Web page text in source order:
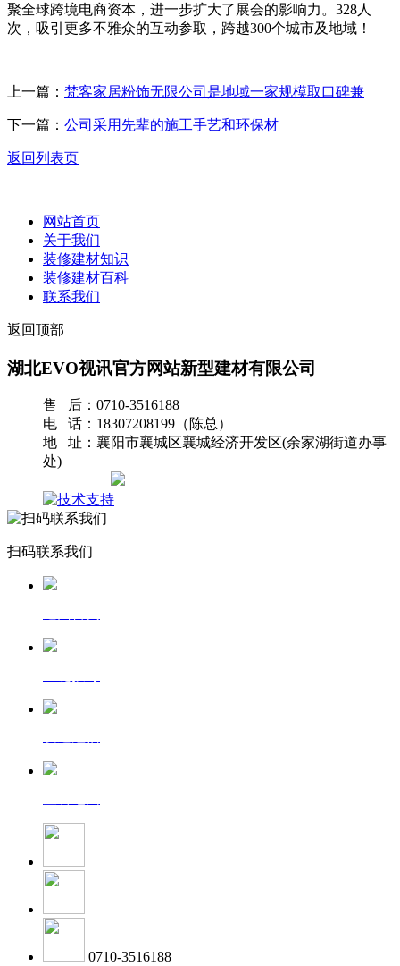
聚全球跨境电商资本，进一步扩大了展会的影响力。328人
次，吸引更多不雅众的互动参取，跨越300个城市及地域！
上一篇： 梵客家居粉饰无限公司是地域一家规模取口碑兼
下一篇： 公司采用先辈的施工手艺和环保材
返回列表页
网站首页
关于我们
装修建材知识
装修建材百科
联系我们
返回顶部
湖北EVO视讯官方网站新型建材有限公司
售 后：0710-3516188
电 话：18307208199（陈总）
地 址：襄阳市襄城区襄城经济开发区(余家湖街道办事
处)
扫码联系我们
0710-3516188